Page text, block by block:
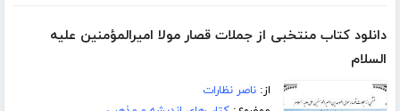
دانلود کتاب منتخبی از جملات قصار مولا امیرالمؤمنین علیه
السلام
از:ناصر نظارات